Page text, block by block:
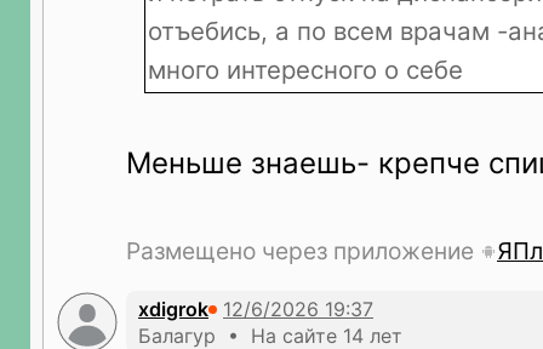
отъебись, а по всем врачам -
много интересного о себе
Меньше знаешь- крепче
Размещено через приложение
xdigrok
Балагур • На сайте 14 лет